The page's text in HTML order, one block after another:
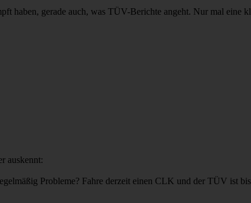
haben, gerade auch, was TÜV-Berichte angeht. Nur mal eine
auskennt:
Probleme? Fahre derzeit einen CLK und der TÜV ist